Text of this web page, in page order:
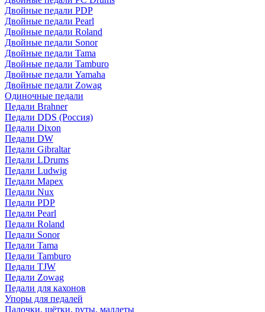
Двойные педали PDP
Двойные педали Pearl
Двойные педали Roland
Двойные педали Sonor
Двойные педали Tama
Двойные педали Tamburo
Двойные педали Yamaha
Двойные педали Zowag
Одиночные педали
Педали Brahner
Педали DDS (Россия)
Педали Dixon
Педали DW
Педали Gibraltar
Педали LDrums
Педали Ludwig
Педали Mapex
Педали Nux
Педали PDP
Педали Pearl
Педали Roland
Педали Sonor
Педали Tama
Педали Tamburo
Педали TJW
Педали Zowag
Педали для кахонов
Упоры для педалей
Палочки, щётки, руты, маллеты